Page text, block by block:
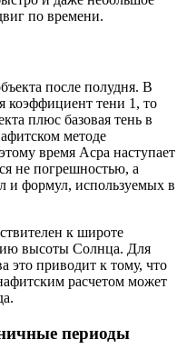
по времени.
после полудня. В
коэффициент тени 1, то
плюс базовая тень в
методе
время Асра наступает
не погрешностью, а
и формул, используемых в
к широте
высоты Солнца. Для
это приводит к тому, что
расчетом может
периоды